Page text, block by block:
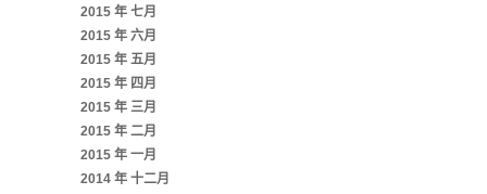
2015 年 七月
2015 年 六月
2015 年 五月
2015 年 四月
2015 年 三月
2015 年 二月
2015 年 一月
2014 年 十二月